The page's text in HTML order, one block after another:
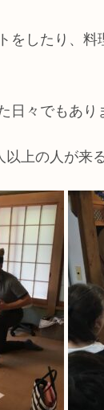
をしたり、
日々でもあり
上の人が来